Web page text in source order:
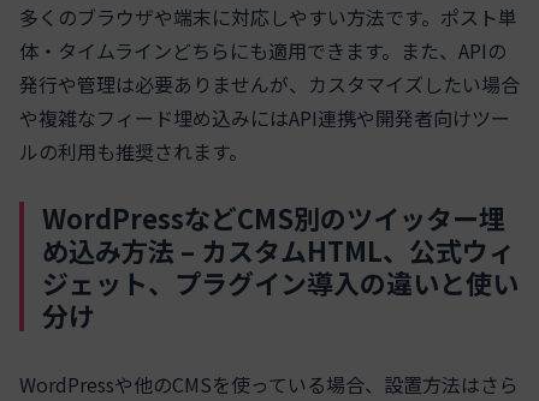
多くのブラウザや端末に対応しやすい方法です。ポスト単
体・タイムラインどちらにも適用できます。また、APIの
発行や管理は必要ありませんが、カスタマイズしたい場合
や複雑なフィード埋め込みにはAPI連携や開発者向けツー
ルの利用も推奨されます。
WordPressなどCMS別のツイッター埋
め込み方法 – カスタムHTML、公式ウィ
ジェット、プラグイン導入の違いと使い
分け
WordPressや他のCMSを使っている場合、設置方法はさら